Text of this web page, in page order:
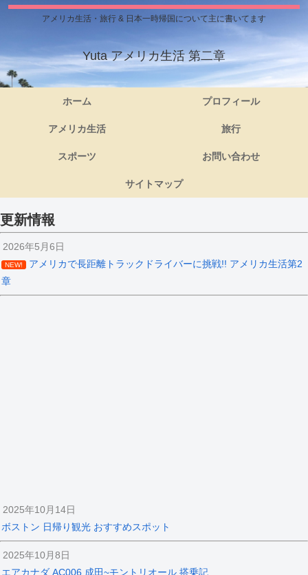
アメリカ生活・旅行 & 日本一時帰国について主に書いてます
Yuta アメリカ生活 第二章
ホーム プロフィール
アメリカ生活 旅行
スポーツ お問い合わせ
サイトマップ
更新情報
2026年5月6日
NEW!
アメリカで長距離トラックドライバーに挑戦!! アメリカ生活第2
章
2025年10月14日
ボストン 日帰り観光 おすすめスポット
2025年10月8日
エアカナダ AC006 成田~モントリオール 搭乗記